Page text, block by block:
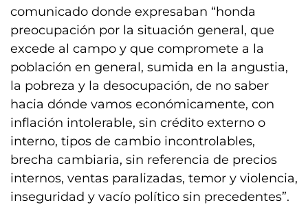
comunicado donde expresaban “honda
preocupación por la situación general, que
excede al campo y que compromete a la
población en general, sumida en la angustia,
la pobreza y la desocupación, de no saber
hacia dónde vamos económicamente, con
inflación intolerable, sin crédito externo o
interno, tipos de cambio incontrolables,
brecha cambiaria, sin referencia de precios
internos, ventas paralizadas, temor y violencia,
inseguridad y vacío político sin precedentes”.